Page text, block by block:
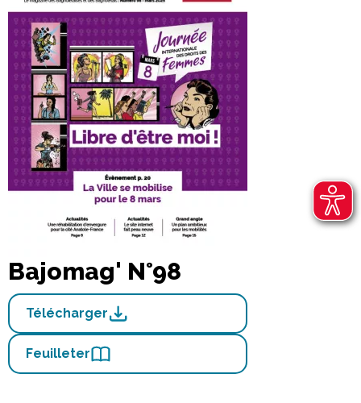
Bajomag' N°98
Télécharger
Feuilleter